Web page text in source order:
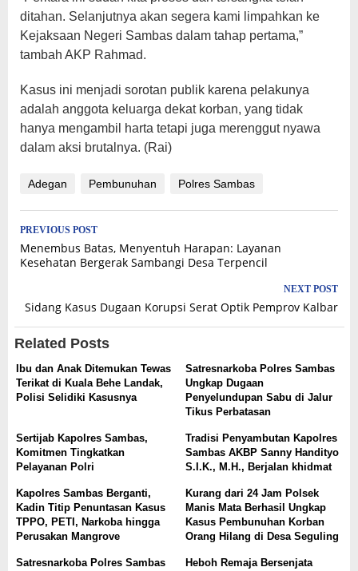
ditahan. Selanjutnya akan segera kami limpahkan ke
Kejaksaan Negeri Sambas dalam tahap pertama,”
tambah AKP Rahmad.
Kasus ini menjadi sorotan publik karena pelakunya
adalah anggota keluarga dekat korban, yang tidak
hanya mengambil harta tetapi juga merenggut nyawa
dalam aksi brutalnya. (Rai)
Adegan Pembunuhan Polres Sambas
Post
navigation
PREVIOUS POST
Menembus Batas, Menyentuh Harapan: Layanan
Kesehatan Bergerak Sambangi Desa Terpencil
NEXT POST
Sidang Kasus Dugaan Korupsi Serat Optik Pemprov Kalbar
Related Posts
Ibu dan Anak Ditemukan Tewas
Terikat di Kuala Behe Landak,
Polisi Selidiki Kasusnya
Satresnarkoba Polres Sambas
Ungkap Dugaan
Penyelundupan Sabu di Jalur
Tikus Perbatasan
Sertijab Kapolres Sambas,
Komitmen Tingkatkan
Pelayanan Polri
Tradisi Penyambutan Kapolres
Sambas AKBP Sanny Handityo
S.I.K., M.H., Berjalan khidmat
Kapolres Sambas Berganti,
Kadin Titip Penuntasan Kasus
TPPO, PETI, Narkoba hingga
Perusakan Mangrove
Kurang dari 24 Jam Polsek
Manis Mata Berhasil Ungkap
Kasus Pembunuhan Korban
Orang Hilang di Desa Seguling
Satresnarkoba Polres Sambas
Heboh Remaja Bersenjata